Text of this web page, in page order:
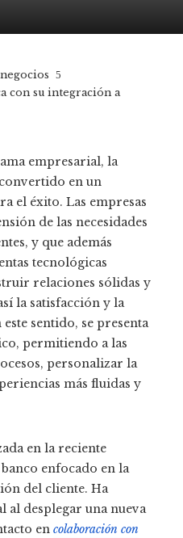
con su integración a
empresarial, la
en un
el éxito. Las empresas
de las necesidades
y que además
tecnológicas
relaciones sólidas y
la satisfacción y la
sentido, se presenta
permitiendo a las
personalizar la
más fluidas y
en la reciente
enfocado en la
del cliente. Ha
al desplegar una nueva
en colaboración con